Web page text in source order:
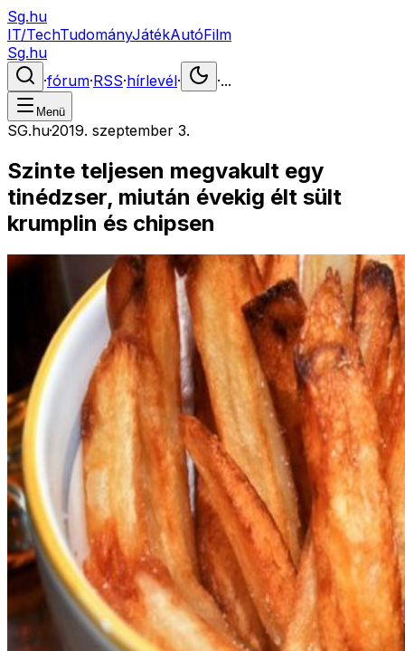
Sg.hu
IT/TechTudományJátékAutóFilm
Sg.hu
·fórum·RSS·hírlevél· ·...
Menü
SG.hu·2019. szeptember 3.
Szinte teljesen megvakult egy
tinédzser, miután évekig élt sült
krumplin és chipsen